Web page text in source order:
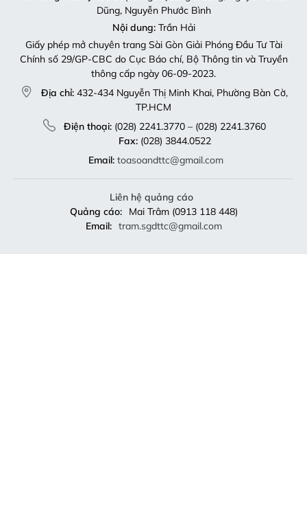
Giấy phép mở chuyên trang Sài Gòn Giải Phóng Đầu Tư Tài
Chính số 29/GP-CBC do Cục Báo chí, Bộ Thông tin và Truyền
thông cấp ngày 06-09-2023.
Địa chỉ:432-434 Nguyễn Thị Minh Khai, Phường Bàn Cờ,
TP.HCM
Điện thoại:(028) 2241.3770 – (028) 2241.3760
Fax:(028) 3844.0522
Email: toasoandttc@gmail.com
Liên hệ quảng cáo
Quảng cáo: Mai Trâm (0913 118 448)
Email: tram.sgdttc@gmail.com